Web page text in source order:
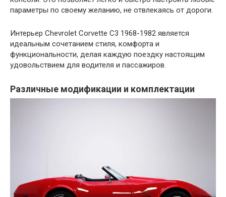
параметры по своему желанию, не отвлекаясь от дороги.
Интерьер Chevrolet Corvette C3 1968-1982 является
идеальным сочетанием стиля, комфорта и
функциональности, делая каждую поездку настоящим
удовольствием для водителя и пассажиров.
Различные модификации и комплектации